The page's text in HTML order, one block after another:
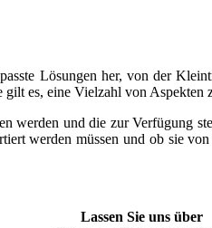
Lösungen her, von der
es, eine Vielzahl von Aspekten
werden und die zur Verfügung
werden müssen und ob sie
Lassen Sie uns über